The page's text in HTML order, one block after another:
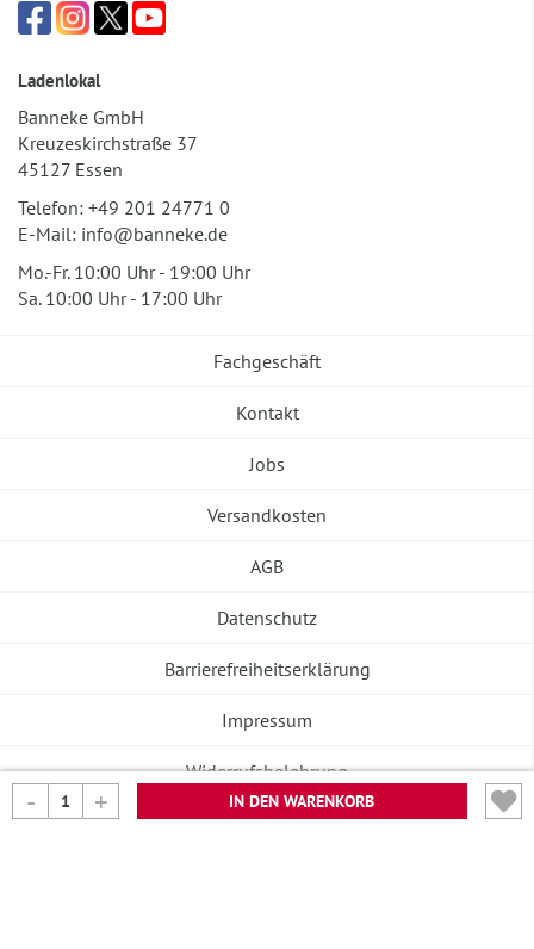
IN DEN WARENKORB
Ladenlokal
Banneke GmbH
Kreuzeskirchstraße 37
45127 Essen
Telefon: +49 201 24771 0
E-Mail: info@banneke.de
Mo.-Fr. 10:00 Uhr - 19:00 Uhr
Sa. 10:00 Uhr - 17:00 Uhr
Fachgeschäft
Kontakt
Jobs
Versandkosten
AGB
Datenschutz
Barrierefreiheitserklärung
Impressum
Widerrufsbelehrung
Vertrag widerrufen